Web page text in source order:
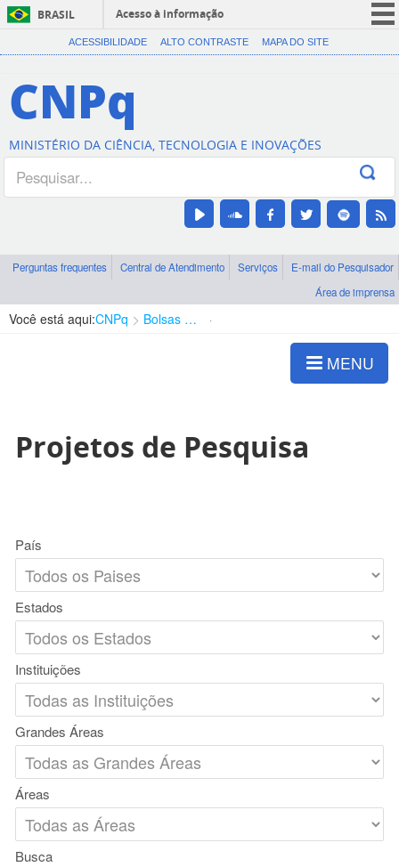
BRASIL
Acesso à informação
CORONAVÍRUS (COVID-19)
Canais
ACESSIBILIDADE ALTO CONTRASTE MAPA DO SITE
CNPq
MINISTÉRIO DA CIÊNCIA, TECNOLOGIA E INOVAÇÕES
Perguntas frequentes Central de Atendimento Serviços
E-mail do Pesquisador
Área de imprensa
Você está aqui:CNPq Bolsas e Auxílios Vigentes
MENU
Projetos de Pesquisa
País
Estados
Instituições
Grandes Áreas
Áreas
Busca